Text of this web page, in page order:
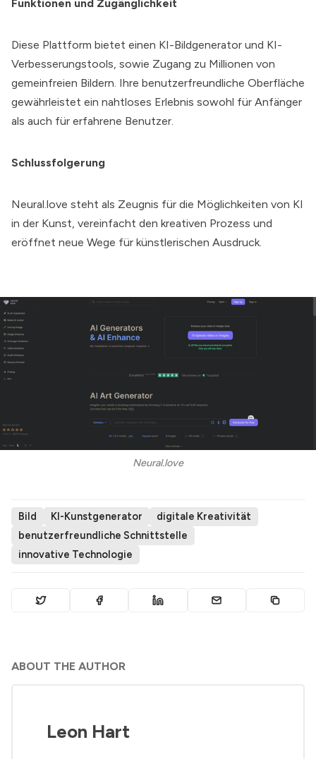
Funktionen und Zugänglichkeit
Diese Plattform bietet einen KI-Bildgenerator und KI-
Verbesserungstools, sowie Zugang zu Millionen von
gemeinfreien Bildern. Ihre benutzerfreundliche Oberfläche
gewährleistet ein nahtloses Erlebnis sowohl für Anfänger
als auch für erfahrene Benutzer.
Schlussfolgerung
Neural.love steht als Zeugnis für die Möglichkeiten von KI
in der Kunst, vereinfacht den kreativen Prozess und
eröffnet neue Wege für künstlerischen Ausdruck.
Neural.love
Bild KI-Kunstgenerator
digitale Kreativität
benutzerfreundliche Schnittstelle
innovative Technologie
ABOUT THE AUTHOR
Leon Hart